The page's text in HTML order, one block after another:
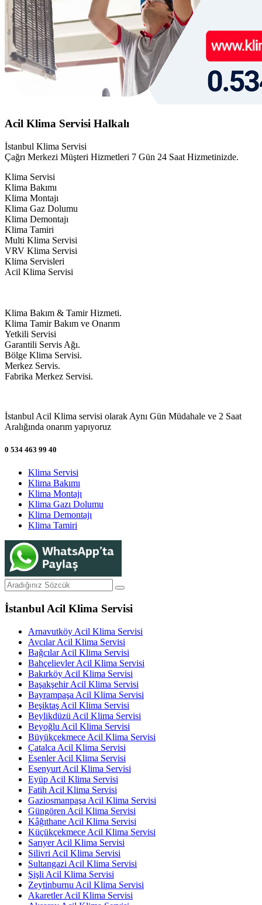
Acil Klima Servisi Halkalı
İstanbul Klima Servisi
Çağrı Merkezi Müşteri Hizmetleri 7 Gün 24 Saat Hizmetinizde.
Klima Servisi
Klima Bakımı
Klima Montajı
Klima Gaz Dolumu
Klima Demontajı
Klima Tamiri
Multi Klima Servisi
VRV Klima Servisi
Klima Servisleri
Acil Klima Servisi
Klima Bakım & Tamir Hizmeti.
Klima Tamir Bakım ve Onarım
Yetkili Servisi
Garantili Servis Ağı.
Bölge Klima Servisi.
Merkez Servis.
Fabrika Merkez Servisi.
İstanbul Acil Klima servisi olarak Aynı Gün Müdahale ve 2 Saat
Aralığında onarım yapıyoruz
0 534 463 99 40
Klima Servisi
Klima Bakımı
Klima Montajı
Klima Gazı Dolumu
Klima Demontajı
Klima Tamiri
İstanbul Acil Klima Servisi
Arnavutköy Acil Klima Servisi
Avcılar Acil Klima Servisi
Bağcılar Acil Klima Servisi
Bahçelievler Acil Klima Servisi
Bakırköy Acil Klima Servisi
Başakşehir Acil Klima Servisi
Bayrampaşa Acil Klima Servisi
Beşiktaş Acil Klima Servisi
Beylikdüzü Acil Klima Servisi
Beyoğlu Acil Klima Servisi
Büyükçekmece Acil Klima Servisi
Çatalca Acil Klima Servisi
Esenler Acil Klima Servisi
Esenyurt Acil Klima Servisi
Eyüp Acil Klima Servisi
Fatih Acil Klima Servisi
Gaziosmanpaşa Acil Klima Servisi
Güngören Acil Klima Servisi
Kâğıthane Acil Klima Servisi
Küçükçekmece Acil Klima Servisi
Sarıyer Acil Klima Servisi
Silivri Acil Klima Servisi
Sultangazi Acil Klima Servisi
Şişli Acil Klima Servisi
Zeytinburnu Acil Klima Servisi
Akaretler Acil Klima Servisi